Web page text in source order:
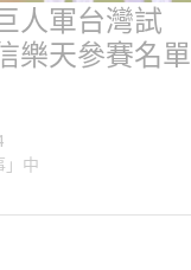
人軍台灣試
樂天參賽名單
」中